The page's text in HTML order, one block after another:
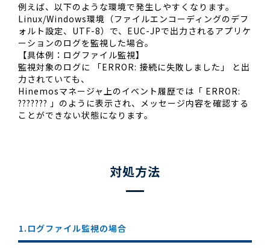
例えば、以下のような環境で発生しやすくなります。
Linux/Windows環境（ファイルエンコーディングのデフ
ォルト設定、UTF-8）で、EUC-JPで出力されるアプリケ
ーションのログを監視した場合。
【具体例：ログファイル監視】
監視対象のログに 「ERROR: 接続に失敗しました」 と出
力されていても、
Hinemosマネージャ上のイベント履歴では「 ERROR:
??????? 」のように表示され、メッセージ内容を確認する
ことができない状態になります。
対処方法
1.ログファイル監視の場合